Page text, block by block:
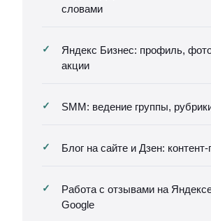
словами
Яндекс Бизнес: профиль,
акции
SMM: ведение группы,
Блог на сайте и Дзен: контент-
Работа с отзывами на
Google